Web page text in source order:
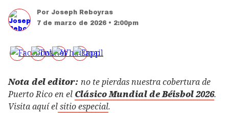
Por Joseph Reboyras
7 de marzo de 2026 • 2:00pm
Nota del editor: no te pierdas nuestra cobertura de
Puerto Rico en el Clásico Mundial de Béisbol 2026.
Visita aquí elsitio especial.